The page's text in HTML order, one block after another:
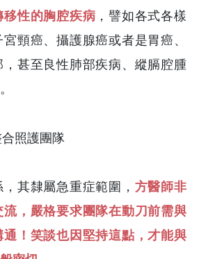
性的胸腔疾病 ，譬如各式各樣
頸癌、攝護腺癌或者是胃癌、
甚至良性肺部疾病、縱膈腔腫
其隸屬急重症範圍， 方醫師非
，嚴格要求團隊在動刀前需與
！笑談也因堅持這點，才能與